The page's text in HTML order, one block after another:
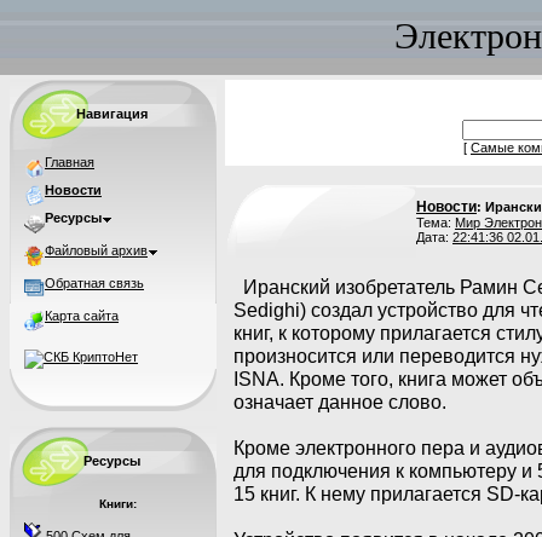
Навигация
Главная
Новости
Ресурсы
Файловый архив
Обратная связь
Карта сайта
Ресурсы
Книги:
[ Самые
Новости:
Тема: Мир
Дата: 22:41:36
Иранский изобретатель Рамин
Sedighi) создал устройство для
книг, к которому прилагается
произносится или переводится
ISNA. Кроме того, книга может
означает данное слово.
Кроме электронного пера и
для подключения к компьютеру и
15 книг. К нему прилагается SD-